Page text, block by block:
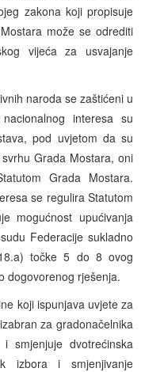
zakona koji propisuje
može se odrediti
vijeća za usvajanje
naroda se zaštićeni u
interesa su
pod uvjetom da su
Grada Mostara, oni
Grada Mostara.
se regulira Statutom
mogućnost upućivanja
Federacije sukladno
točke 5 do 8 ovog
dogovorenog rješenja.
koji ispunjava uvjete za
za gradonačelnika
smjenjuje dvotrećinska
izbora i smjenjivanje